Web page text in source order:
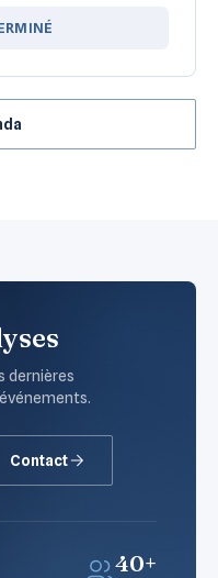
dernières
Contact
40+